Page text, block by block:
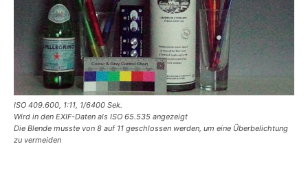
ISO 409.600, 1:11, 1/6400 Sek.
Wird in den EXIF-Daten als ISO 65.535 angezeigt
Die Blende musste von 8 auf 11 geschlossen werden, um eine Überbelichtung
zu vermeiden